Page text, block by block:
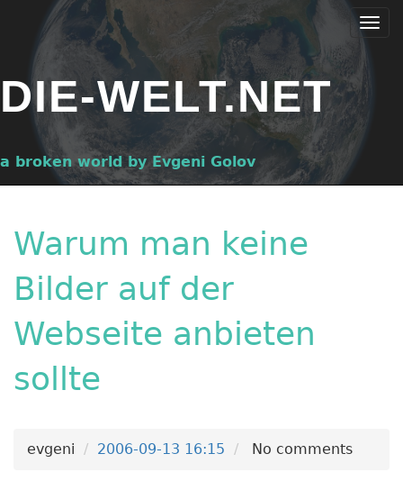
content
DIE-WELT.NET
a broken world by Evgeni Golov
Warum man keine
Bilder auf der
Webseite anbieten
sollte
evgeni 2006-09-13 16:15 No comments